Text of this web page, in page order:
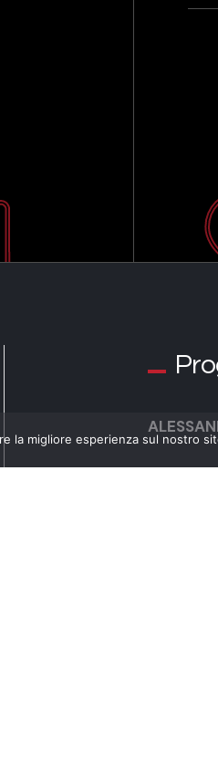
la migliore esperienza sul nostro